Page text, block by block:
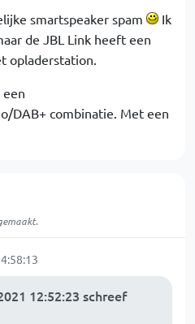
smartspeaker spam
Ik
de JBL Link heeft een
opladerstation.
DAB+ combinatie. Met een
12:52:23 schreef